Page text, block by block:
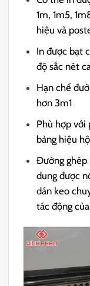
1m, 1m5,
hiệu và
In được bạt
độ sắc nét
Hạn chế
hơn 3m1
Phù hợp với
bảng hiệu
Đường ghép
dung được
dán keo
tác động